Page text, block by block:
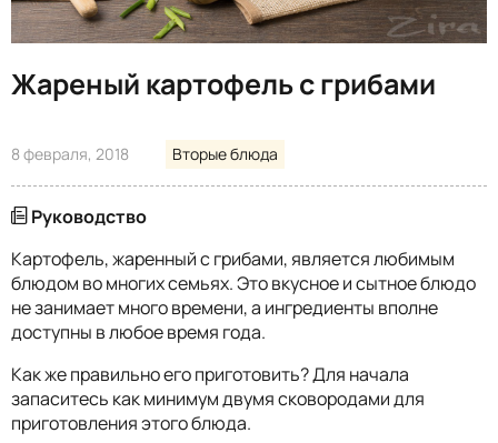
Жареный картофель с грибами
8 февраля, 2018 Вторые блюда
Руководство
Картофель, жаренный с грибами, является любимым
блюдом во многих семьях. Это вкусное и сытное блюдо
не занимает много времени, а ингредиенты вполне
доступны в любое время года.
Как же правильно его приготовить? Для начала
запаситесь как минимум двумя сковородами для
приготовления этого блюда.